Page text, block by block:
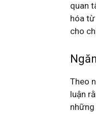
quan
hóa
cho
Theo
luận